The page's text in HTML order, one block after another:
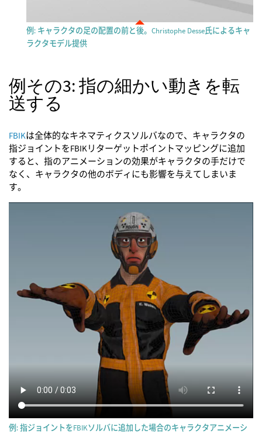
例: キャラクタの足の配置の前と後。Christophe Desse氏によるキャ
ラクタモデル提供
例その3: 指の細かい動きを転
送する
FBIKは全体的なキネマティクスソルバなので、キャラクタの
指ジョイントをFBIKリターゲットポイントマッピングに追加
すると、指のアニメーションの効果がキャラクタの手だけで
なく、キャラクタの他のボディにも影響を与えてしまいま
す。
例: 指ジョイントをFBIKソルバに追加した場合のキャラクタアニメーシ